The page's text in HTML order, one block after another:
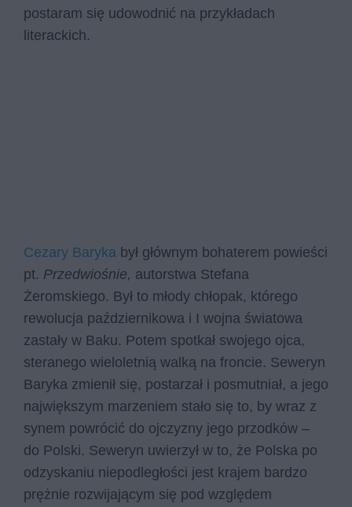
postaram się udowodnić na przykładach
literackich.
Cezary Baryka był głównym bohaterem powieści
pt. Przedwiośnie, autorstwa Stefana
Żeromskiego. Był to młody chłopak, którego
rewolucja październikowa i I wojna światowa
zastały w Baku. Potem spotkał swojego ojca,
steranego wieloletnią walką na froncie. Seweryn
Baryka zmienił się, postarzał i posmutniał, a jego
największym marzeniem stało się to, by wraz z
synem powrócić do ojczyzny jego przodków –
do Polski. Seweryn uwierzył w to, że Polska po
odzyskaniu niepodległości jest krajem bardzo
prężnie rozwijającym się pod względem